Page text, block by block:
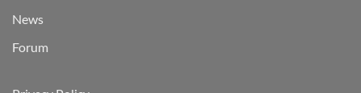
News
Forum